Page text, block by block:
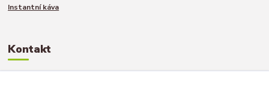
Instantní káva
Kontakt